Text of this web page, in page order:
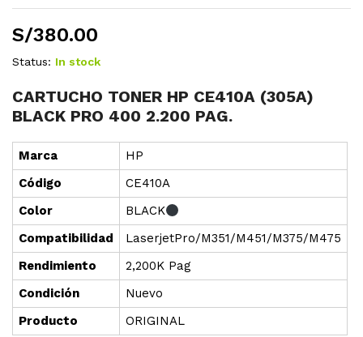
S/380.00
Status: In stock
CARTUCHO TONER HP CE410A (305A)
BLACK PRO 400 2.200 PAG.
Marca
HP
Código
CE410A
Color
BLACK
Compatibilidad
LaserjetPro/M351/M451/M375/M475
Rendimiento
2,200K Pag
Condición
Nuevo
Producto
ORIGINAL